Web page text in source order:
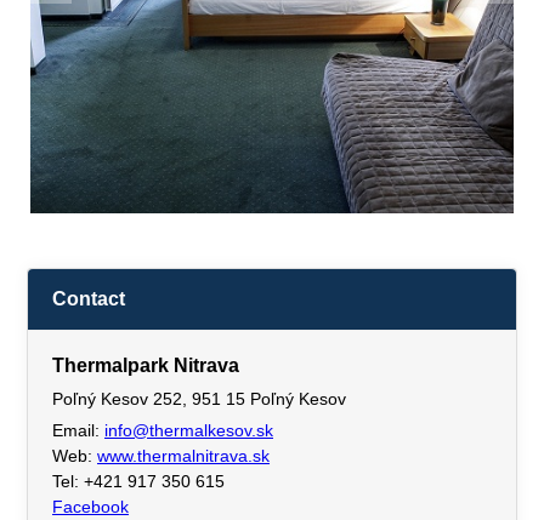
Contact
Thermalpark Nitrava
Poľný Kesov 252, 951 15 Poľný Kesov
Email: info@thermalkesov.sk
Web: www.thermalnitrava.sk
Tel: +421 917 350 615
Facebook